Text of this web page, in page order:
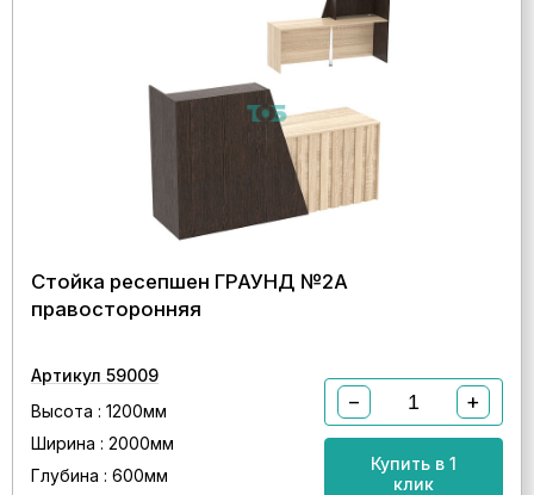
Стойка ресепшен ГРАУНД №2А
правосторонняя
Артикул 59009
Высота : 1200мм
Ширина : 2000мм
Глубина : 600мм
− +
Купить в 1
клик